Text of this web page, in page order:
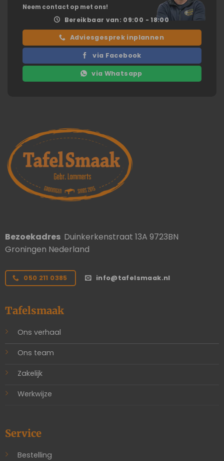
Neem contact op met ons!
Bereikbaar van: 09:00 - 18:00
Adviesgesprek inplannen
via Facebook
via Whatsapp
Bezoekadres Duinkerkenstraat 13A 9723BN
Groningen Nederland
050 211 0385 info@tafelsmaak.nl
Tafelsmaak
Ons verhaal
Ons team
Zakelijk
Werkwijze
Service
Bestelling